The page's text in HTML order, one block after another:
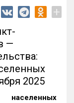
+
—
2025
населенных